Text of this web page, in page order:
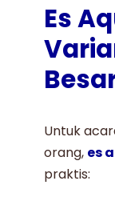
Es
Untuk
orang, es
praktis: